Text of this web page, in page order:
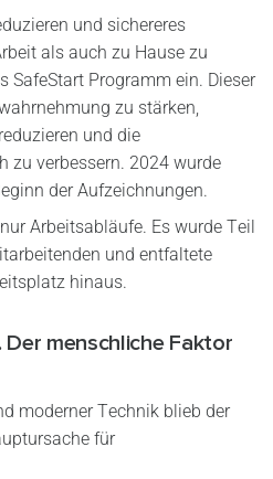
und sichereres
als auch zu Hause zu
SafeStart Programm ein. Dieser
zu stärken,
und die
zu verbessern. 2024 wurde
der Aufzeichnungen.
Arbeitsabläufe. Es wurde Teil
und entfaltete
hinaus.
menschliche Faktor
moderner Technik blieb der
für